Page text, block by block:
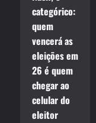
categórico:
quem
vencerá as
eleições em
26 é quem
chegar ao
celular do
eleitor